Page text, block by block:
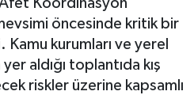
Koordinasyon
öncesinde kritik bir
kurumları ve yerel
aldığı toplantıda kış
riskler üzerine kapsamlı